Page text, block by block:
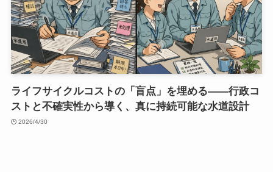
ライフサイクルコストの「盲点」を埋める――行政コ
ストと不確実性から導く、真に持続可能な水道設計
2026/4/30